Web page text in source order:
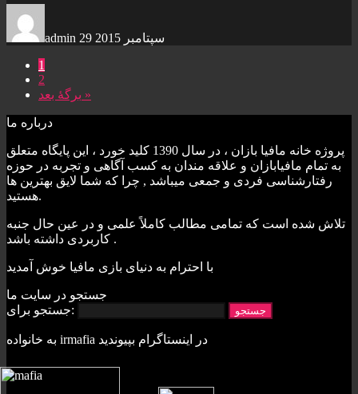
admin
29 سپتامبر 2015
1
2
برگهٔ بعد »
درباره ما
پروژه خانه مافيا بازان ، در سال 1390 کليد خورد ، اين پايگاه متعلق
به تمام مافيابازان و علاقه مندان به کسب آگاهی و تجربه در حوزه
رفتارشناسی فردی و جمعی ميباشد , چرا که شما لايق بهترين ها
هستيد.
تلاش شده است که تمامی مطالب کاملاً علمی و در عين حال جنبه
کاربردی داشته باشد .
با احترام به دنيای بازی مافيا خوش آمديد
جستجو در سایت ما
جستجو برای:
به خانواده irmafia در اينستاگرام بپيونديد